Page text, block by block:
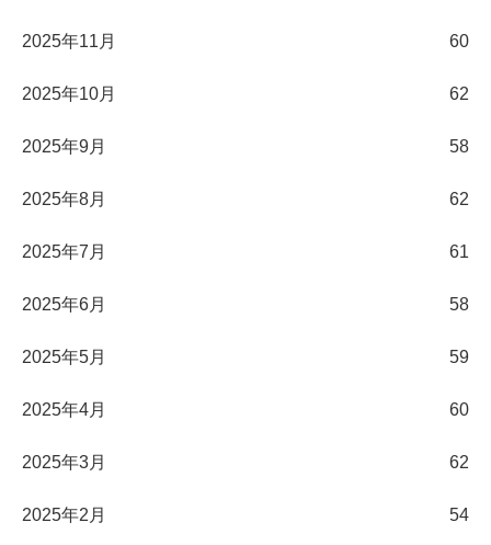
2025年11月 60
2025年10月 62
2025年9月 58
2025年8月 62
2025年7月 61
2025年6月 58
2025年5月 59
2025年4月 60
2025年3月 62
2025年2月 54